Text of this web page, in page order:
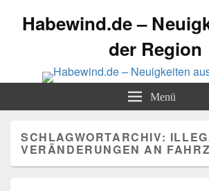
Habewind.de –
der Region
Menü
SCHLAGWORTARCHIV:
VERÄNDERUNGEN AN